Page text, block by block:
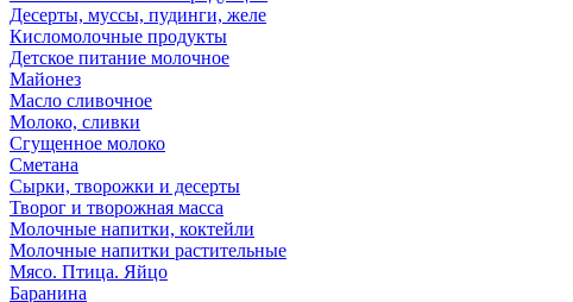
Десерты, муссы, пудинги, желе
Кисломолочные продукты
Детское питание молочное
Майонез
Масло сливочное
Молоко, сливки
Сгущенное молоко
Сметана
Сырки, творожки и десерты
Творог и творожная масса
Молочные напитки, коктейли
Молочные напитки растительные
Мясо. Птица. Яйцо
Баранина